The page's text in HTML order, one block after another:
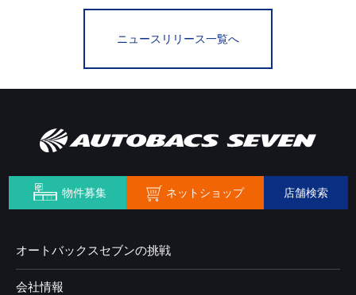
ニュースリリース一覧へ
物件募集 ネットショップ 店舗検索
オートバックスセブンの挑戦
会社情報